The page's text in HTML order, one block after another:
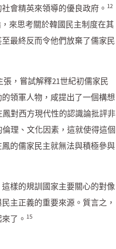
會精英來領導的優良政府。 12
來思考關於韓國民主制度在其
最終反而令他們放棄了儒家民
，嘗試解釋21世紀初儒家民
領軍人物，咸提出了一個構想
對西方現代性的認識論批評非
理、文化因素，這就使得這個
的儒家民主就無法與積極參與
樣的規訓國家主要關心的對像
主正義的重要來源。質言之，
了。 15